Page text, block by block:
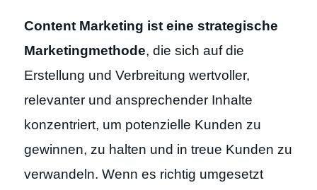
Content Marketing ist eine strategische
Marketingmethode, die sich auf die
Erstellung und Verbreitung wertvoller,
relevanter und ansprechender Inhalte
konzentriert, um potenzielle Kunden zu
gewinnen, zu halten und in treue Kunden zu
verwandeln. Wenn es richtig umgesetzt